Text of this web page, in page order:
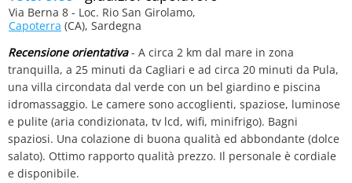
Via Berna 8 - Loc. Rio San Girolamo,
Capoterra (CA), Sardegna
Recensione orientativa- A circa 2 km dal mare in zona
tranquilla, a 25 minuti da Cagliari e ad circa 20 minuti da Pula,
una villa circondata dal verde con un bel giardino e piscina
idromassaggio. Le camere sono accoglienti, spaziose, luminose
e pulite (aria condizionata, tv lcd, wifi, minifrigo). Bagni
spaziosi. Una colazione di buona qualità ed abbondante (dolce
salato). Ottimo rapporto qualità prezzo. Il personale è cordiale
e disponibile.